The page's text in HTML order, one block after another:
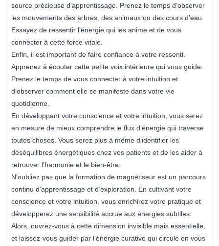
source précieuse d’apprentissage. Prenez le temps d’observer
les mouvements des arbres, des animaux ou des cours d’eau.
Essayez de ressentir l’énergie qui les anime et de vous
connecter à cette force vitale.
Enfin, il est important de faire confiance à votre ressenti.
Apprenez à écouter cette petite voix intérieure qui vous guide.
Prenez le temps de vous connecter à votre intuition et
d’observer comment elle se manifeste dans votre vie
quotidienne.
En développant votre conscience et votre intuition, vous serez
en mesure de mieux comprendre le flux d’énergie qui traverse
toutes choses. Vous serez plus à même d’identifier les
déséquilibres énergétiques chez vos patients et de les aider à
retrouver l’harmonie et le bien-être.
N’oubliez pas que la formation de magnétiseur est un parcours
continu d’apprentissage et d’exploration. En cultivant votre
conscience et votre intuition, vous enrichirez votre pratique et
développerez une sensibilité accrue aux énergies subtiles.
Alors, ouvrez-vous à cette dimension invisible mais essentielle,
et laissez-vous guider par l’énergie curative qui circule en vous